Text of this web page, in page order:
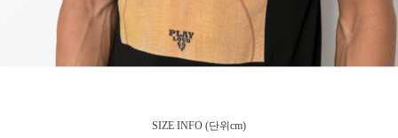
SIZE INFO (단위cm)